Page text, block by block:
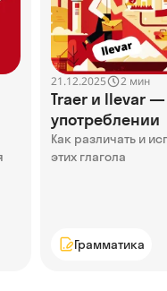
21.12.2025 2 мин
Traer и llevar
употреблении
Как различать и
этих глагола
Грамматика